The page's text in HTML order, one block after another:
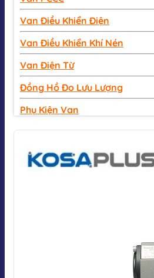
Van Điều Khiển Điện
Van Điều Khiển Khí Nén
Van Điện Từ
Đồng Hồ Đo Lưu Lượng
Phụ Kiện Van